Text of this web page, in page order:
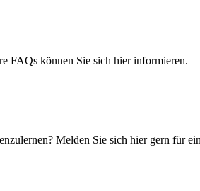
FAQs können Sie sich hier informieren.
Melden Sie sich hier gern für